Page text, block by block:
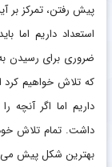
پیش رفتن، تمرکز بر
استعداد داریم اما
ضروری برای رسیدن
که تلاش خواهیم کرد
داریم اما اگر آنچه
داشت. تمام تلاش
بهترین شکل پیش